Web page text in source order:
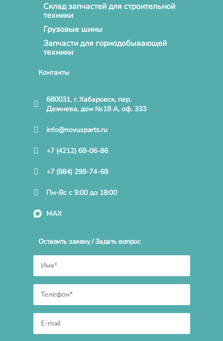
Склад запчастей для строительной
техники
Грузовые шины
Запчасти для горнодобывающей
техники
Контакты
680031, г. Хабаровск, пер.
Дежнева, дом №18 А, оф. 333
info@novusparts.ru
+7 (4212) 68-06-86
+7 (984) 298-74-68
Пн-Вс с 9:00 до 18:00
MAX
Оставить заявку / Задать вопрос